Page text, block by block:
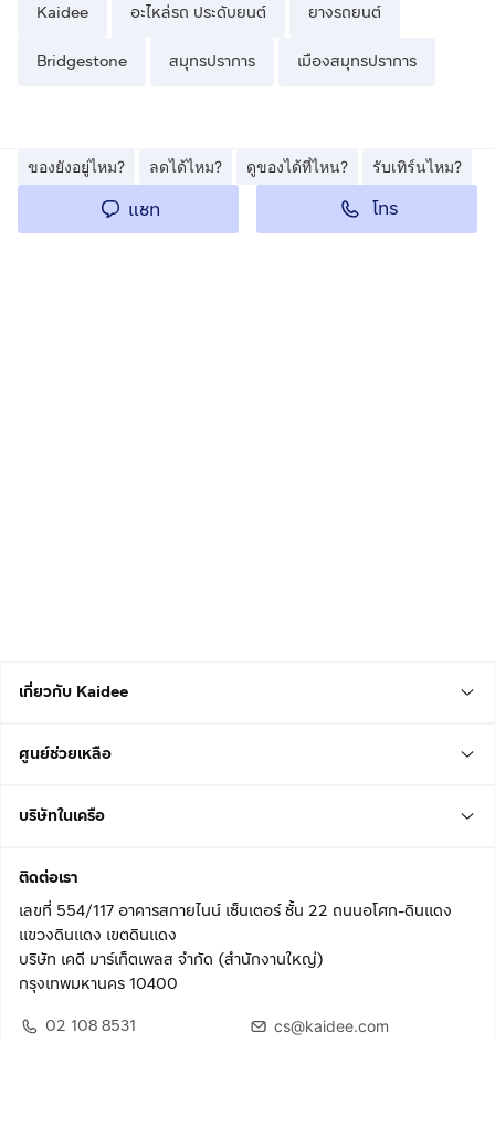
Kaidee อะไหล่รถ ประดับยนต์ ยางรถยนต์
Bridgestone สมุทรปราการ เมืองสมุทรปราการ
ของยังอยู่ไหม? ลดได้ไหม? ดูของได้ที่ไหน? รับเทิร์นไหม?
แชท โทร
เกี่ยวกับ Kaidee
ศูนย์ช่วยเหลือ
บริษัทในเครือ
ติดต่อเรา
เลขที่ 554/117 อาคารสกายไนน์ เซ็นเตอร์ ชั้น 22 ถนนอโศก-ดินแดง
แขวงดินแดง เขตดินแดง
บริษัท เคดี มาร์เก็ตเพลส จำกัด (สำนักงานใหญ่)
กรุงเทพมหานคร 10400
02 108 8531
cs@kaidee.com